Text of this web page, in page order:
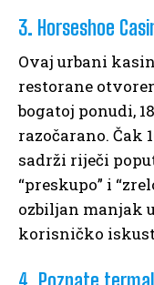
3. Horseshoe
Ovaj urbani
restorane
bogatoj ponudi,
razočarano. Čak
sadrži riječi
“preskupo” i
ozbiljan manjak
korisničko